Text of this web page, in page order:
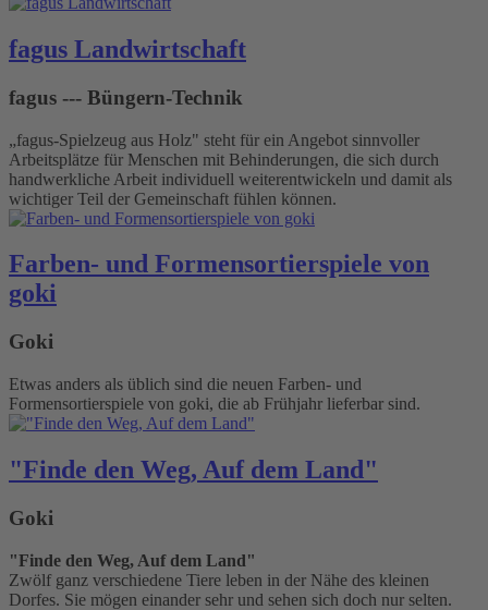
fagus Landwirtschaft
fagus --- Büngern-Technik
„fagus-Spielzeug aus Holz" steht für ein Angebot sinnvoller
Arbeitsplätze für Menschen mit Behinderungen, die sich durch
handwerkliche Arbeit individuell weiterentwickeln und damit als
wichtiger Teil der Gemeinschaft fühlen können.
Farben- und Formensortierspiele von
goki
Goki
Etwas anders als üblich sind die neuen Farben- und
Formensortierspiele von goki, die ab Frühjahr lieferbar sind.
"Finde den Weg, Auf dem Land"
Goki
"Finde den Weg, Auf dem Land"
Zwölf ganz verschiedene Tiere leben in der Nähe des kleinen
Dorfes. Sie mögen einander sehr und sehen sich doch nur selten.